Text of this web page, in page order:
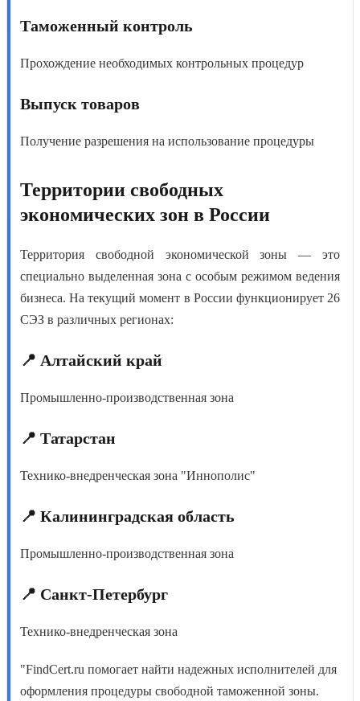
Таможенный контроль
Прохождение необходимых контрольных процедур
Выпуск товаров
Получение разрешения на использование процедуры
Территории свободных
экономических зон в России
Территория свободной экономической зоны — это
специально выделенная зона с особым режимом ведения
бизнеса. На текущий момент в России функционирует 26
СЭЗ в различных регионах:
📍 Алтайский край
Промышленно-производственная зона
📍 Татарстан
Технико-внедренческая зона "Иннополис"
📍 Калининградская область
Промышленно-производственная зона
📍 Санкт-Петербург
Технико-внедренческая зона
"FindCert.ru помогает найти надежных исполнителей для
оформления процедуры свободной таможенной зоны.